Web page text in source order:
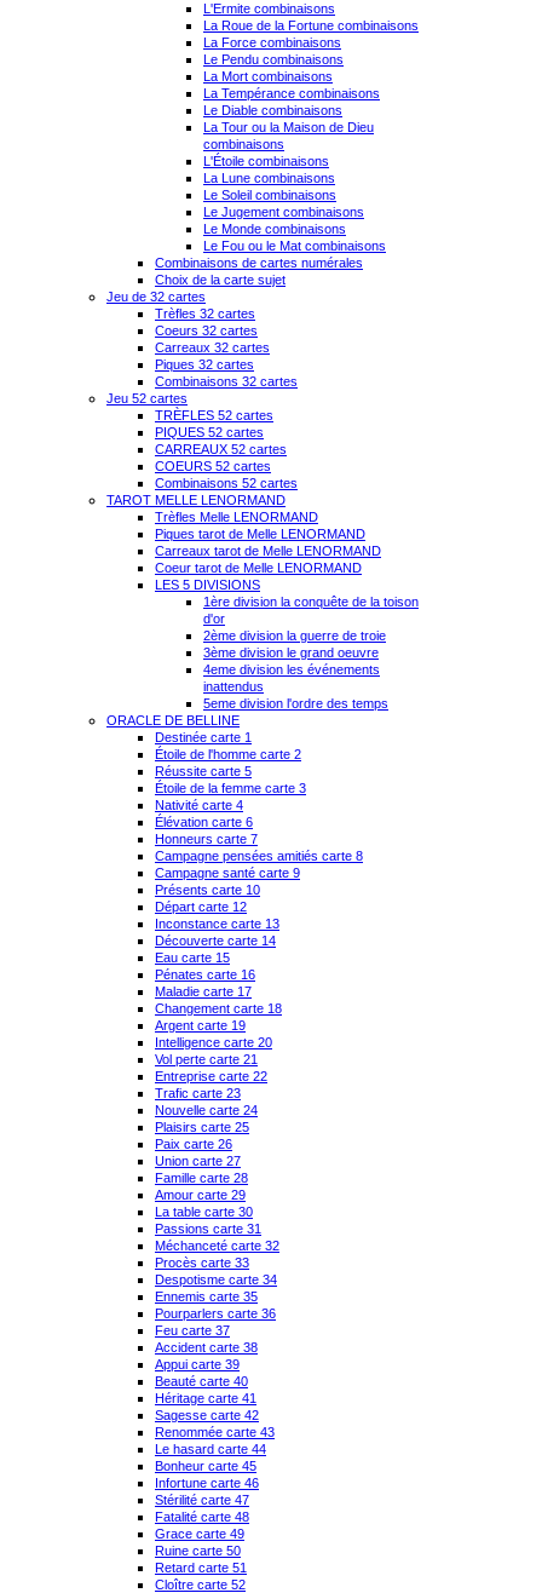
L'Ermite combinaisons
La Roue de la Fortune combinaisons
La Force combinaisons
Le Pendu combinaisons
La Mort combinaisons
La Tempérance combinaisons
Le Diable combinaisons
La Tour ou la Maison de Dieu
combinaisons
L'Étoile combinaisons
La Lune combinaisons
Le Soleil combinaisons
Le Jugement combinaisons
Le Monde combinaisons
Le Fou ou le Mat combinaisons
Combinaisons de cartes numérales
Choix de la carte sujet
Jeu de 32 cartes
Trèfles 32 cartes
Coeurs 32 cartes
Carreaux 32 cartes
Piques 32 cartes
Combinaisons 32 cartes
Jeu 52 cartes
TRÈFLES 52 cartes
PIQUES 52 cartes
CARREAUX 52 cartes
COEURS 52 cartes
Combinaisons 52 cartes
TAROT MELLE LENORMAND
Trèfles Melle LENORMAND
Piques tarot de Melle LENORMAND
Carreaux tarot de Melle LENORMAND
Coeur tarot de Melle LENORMAND
LES 5 DIVISIONS
1ère division la conquête de la toison
d'or
2ème division la guerre de troie
3ème division le grand oeuvre
4eme division les événements
inattendus
5eme division l'ordre des temps
ORACLE DE BELLINE
Destinée carte 1
Étoile de l'homme carte 2
Réussite carte 5
Étoile de la femme carte 3
Nativité carte 4
Élévation carte 6
Honneurs carte 7
Campagne pensées amitiés carte 8
Campagne santé carte 9
Présents carte 10
Départ carte 12
Inconstance carte 13
Découverte carte 14
Eau carte 15
Pénates carte 16
Maladie carte 17
Changement carte 18
Argent carte 19
Intelligence carte 20
Vol perte carte 21
Entreprise carte 22
Trafic carte 23
Nouvelle carte 24
Plaisirs carte 25
Paix carte 26
Union carte 27
Famille carte 28
Amour carte 29
La table carte 30
Passions carte 31
Méchanceté carte 32
Procès carte 33
Despotisme carte 34
Ennemis carte 35
Pourparlers carte 36
Feu carte 37
Accident carte 38
Appui carte 39
Beauté carte 40
Héritage carte 41
Sagesse carte 42
Renommée carte 43
Le hasard carte 44
Bonheur carte 45
Infortune carte 46
Stérilité carte 47
Fatalité carte 48
Grace carte 49
Ruine carte 50
Retard carte 51
Cloître carte 52